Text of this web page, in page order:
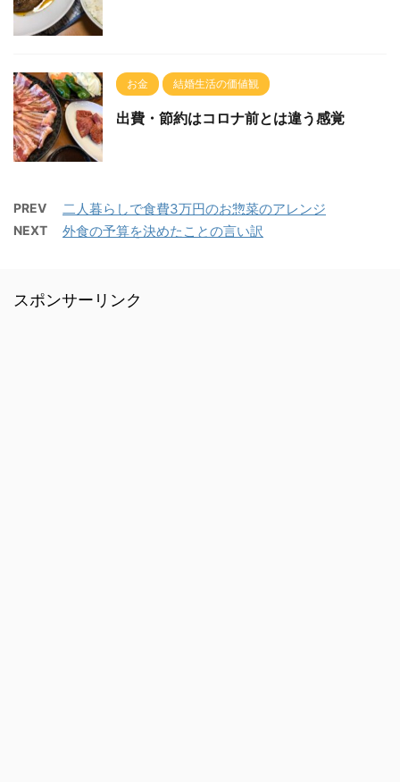
お金 結婚生活の価値観
出費・節約はコロナ前とは違う感覚
PREV 二人暮らしで食費3万円のお惣菜のアレンジ
NEXT 外食の予算を決めたことの言い訳
スポンサーリンク